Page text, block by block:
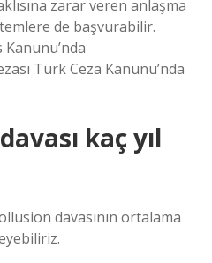
zarar veren anlaşma
de başvurabilir.
Türk Ceza Kanunu’nda
kaç yıl
davasının ortalama